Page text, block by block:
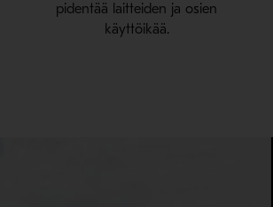
pidentää laitteiden ja osien
käyttöikää.